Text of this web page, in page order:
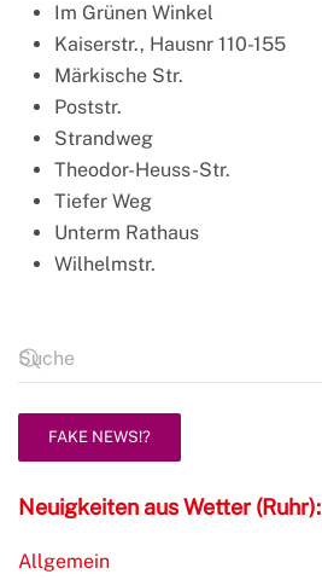
Im Grünen Winkel
Kaiserstr., Hausnr 110-155
Märkische Str.
Poststr.
Strandweg
Theodor-Heuss-Str.
Tiefer Weg
Unterm Rathaus
Wilhelmstr.
FAKE NEWS!?
Neuigkeiten aus Wetter (Ruhr):
Allgemein